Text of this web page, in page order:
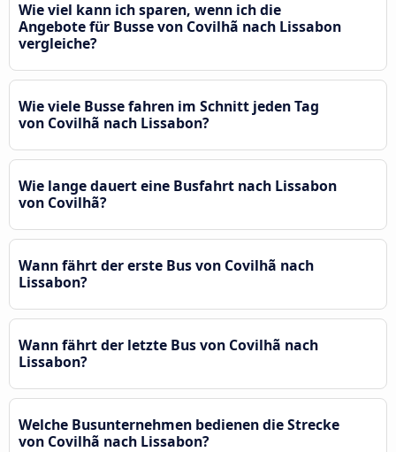
Wie viel kann ich sparen, wenn ich die
Angebote für Busse von Covilhã nach Lissabon
vergleiche?
Wie viele Busse fahren im Schnitt jeden Tag
von Covilhã nach Lissabon?
Wie lange dauert eine Busfahrt nach Lissabon
von Covilhã?
Wann fährt der erste Bus von Covilhã nach
Lissabon?
Wann fährt der letzte Bus von Covilhã nach
Lissabon?
Welche Busunternehmen bedienen die Strecke
von Covilhã nach Lissabon?